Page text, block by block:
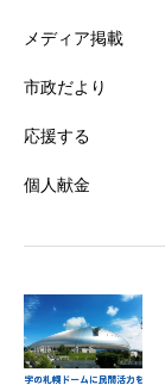
メディア掲載
市政だより
応援する
個人献金